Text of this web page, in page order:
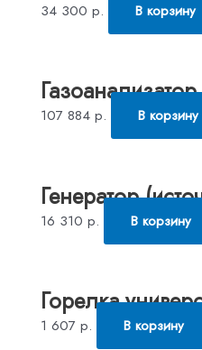
34 300 р. В корзину
107 884 р. В корзину
Генератор
16 310 р. В корзину
Горелка
1 607 р. В корзину